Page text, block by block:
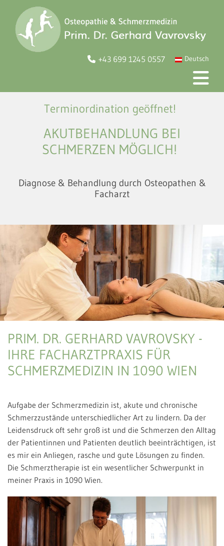
Deutsch
 +43 699 1245 0557
Terminordination geöffnet!
AKUTBEHANDLUNG BEI
SCHMERZEN MÖGLICH!
Diagnose & Behandlung durch Osteopathen &
Facharzt
PRIM. DR. GERHARD VAVROVSKY -
IHRE FACHARZTPRAXIS FÜR
SCHMERZMEDIZIN IN 1090 WIEN
Aufgabe der Schmerzmedizin ist, akute und chronische
Schmerzzustände unterschiedlicher Art zu lindern. Da der
Leidensdruck oft sehr groß ist und die Schmerzen den Alltag
der Patientinnen und Patienten deutlich beeinträchtigen, ist
es mir ein Anliegen, rasche und gute Lösungen zu finden.
Die Schmerztherapie ist ein wesentlicher Schwerpunkt in
meiner Praxis in 1090 Wien.